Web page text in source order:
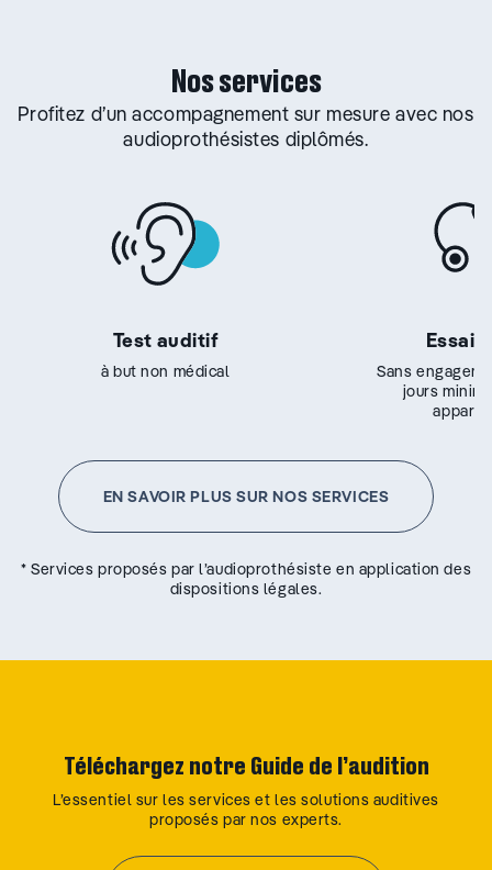
Nos services
Profitez d’un accompagnement sur mesure avec nos
audioprothésistes diplômés.
Test auditif
à but non médical
Essai
Sans
jours
EN SAVOIR PLUS SUR NOS SERVICES
* Services proposés par l’audioprothésiste en application des
dispositions légales.
Téléchargez notre Guide de l’audition
L’essentiel sur les services et les solutions auditives
proposés par nos experts.